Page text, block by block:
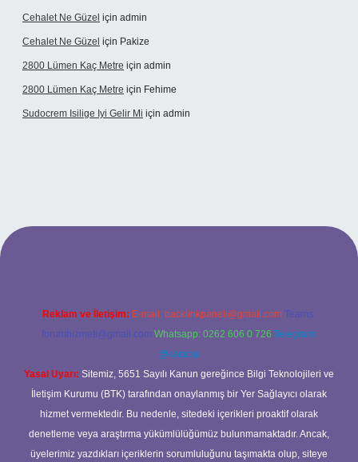
Cehalet Ne Güzel için admin
Cehalet Ne Güzel için Pakize
2800 Lümen Kaç Metre için admin
2800 Lümen Kaç Metre için Fehime
Sudocrem Isilige Iyi Gelir Mi için admin
Reklam ve İletişim: E-mail: backlinkpaneli@gmail.com Teams:
forumhizmeti@gmail.com Whatsapp: 0262 606 0 726 Telegram:
@karabul
Yasal Uyarı: Sitemiz, 5651 Sayılı Kanun gereğince Bilgi Teknolojileri ve
İletişim Kurumu (BTK) tarafından onaylanmış bir Yer Sağlayıcı olarak
hizmet vermektedir. Bu nedenle, sitedeki içerikleri proaktif olarak
denetleme veya araştırma yükümlülüğümüz bulunmamaktadır. Ancak,
üyelerimiz yazdıkları içeriklerin sorumluluğunu taşımakta olup, siteye